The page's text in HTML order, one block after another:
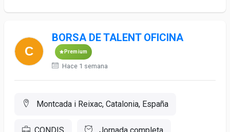
BORSA DE TALENT OFICINA
Premium
Hace 1 semana
Montcada i Reixac, Catalonia, España